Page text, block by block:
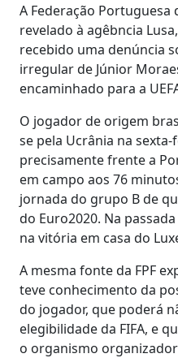
A Federação Portuguesa
revelado à agêbncia
recebido uma denúncia
irregular de Júnior
encaminhado para a
O jogador de origem
se pela Ucrânia na sexta-
precisamente frente a
em campo aos 76
jornada do grupo B de
do Euro2020. Na
na vitória em casa do
A mesma fonte da FPF
teve conhecimento da
do jogador, que poderá
elegibilidade da FIFA, e
o organismo